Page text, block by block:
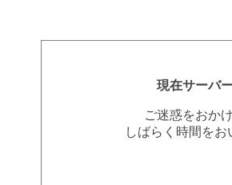
現在サーバ
ご迷惑をおか
しばらく時間を